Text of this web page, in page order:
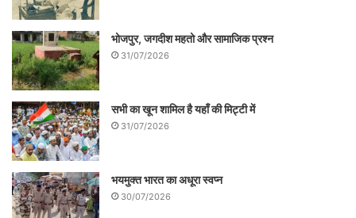
भोजपुर, जगदीश महतो और सामाजिक प्रश्न
31/07/2026
सभी का खून शामिल है यहाँ की मिट्टी में
31/07/2026
भयमुक्त भारत का अधूरा स्वप्न
30/07/2026